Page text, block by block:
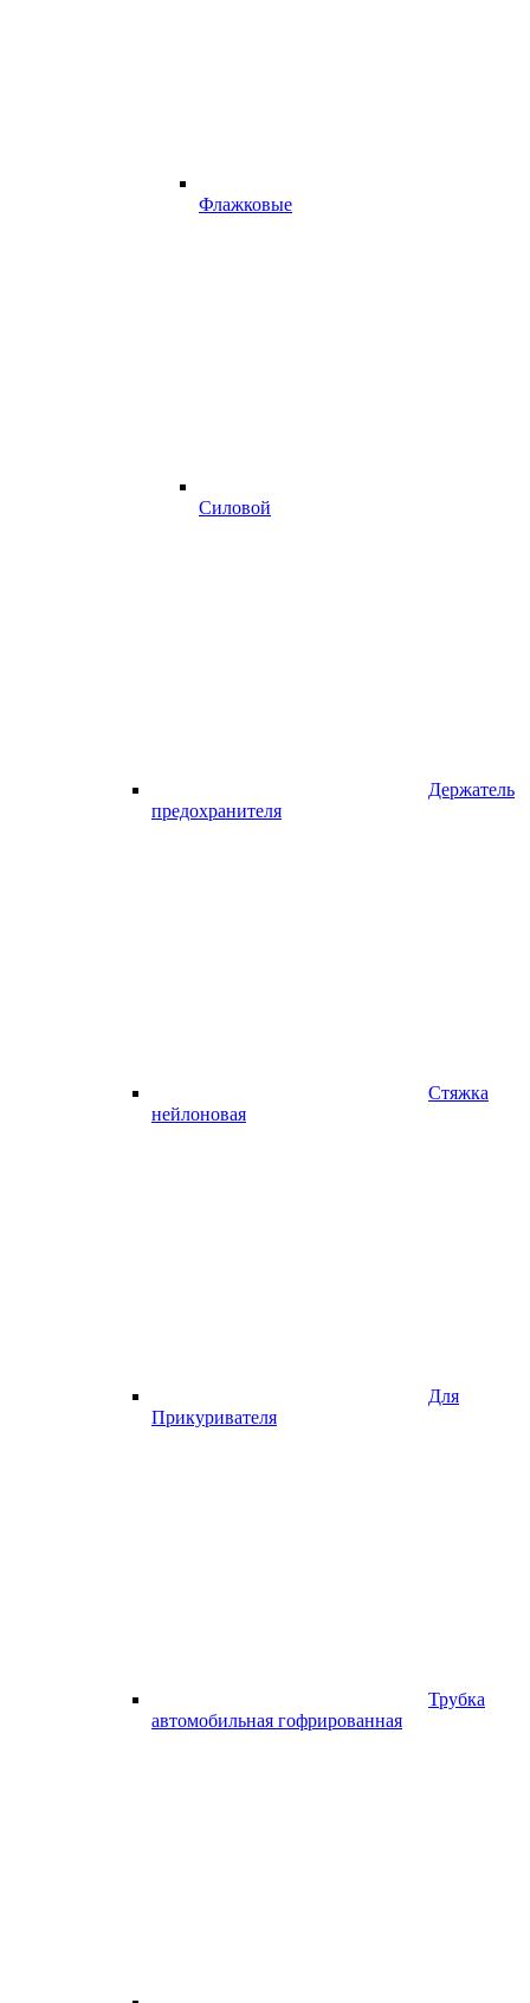
Флажковые
Силовой
Держатель
предохранителя
Стяжка
нейлоновая
Для
Прикуривателя
Трубка
автомобильная гофрированная